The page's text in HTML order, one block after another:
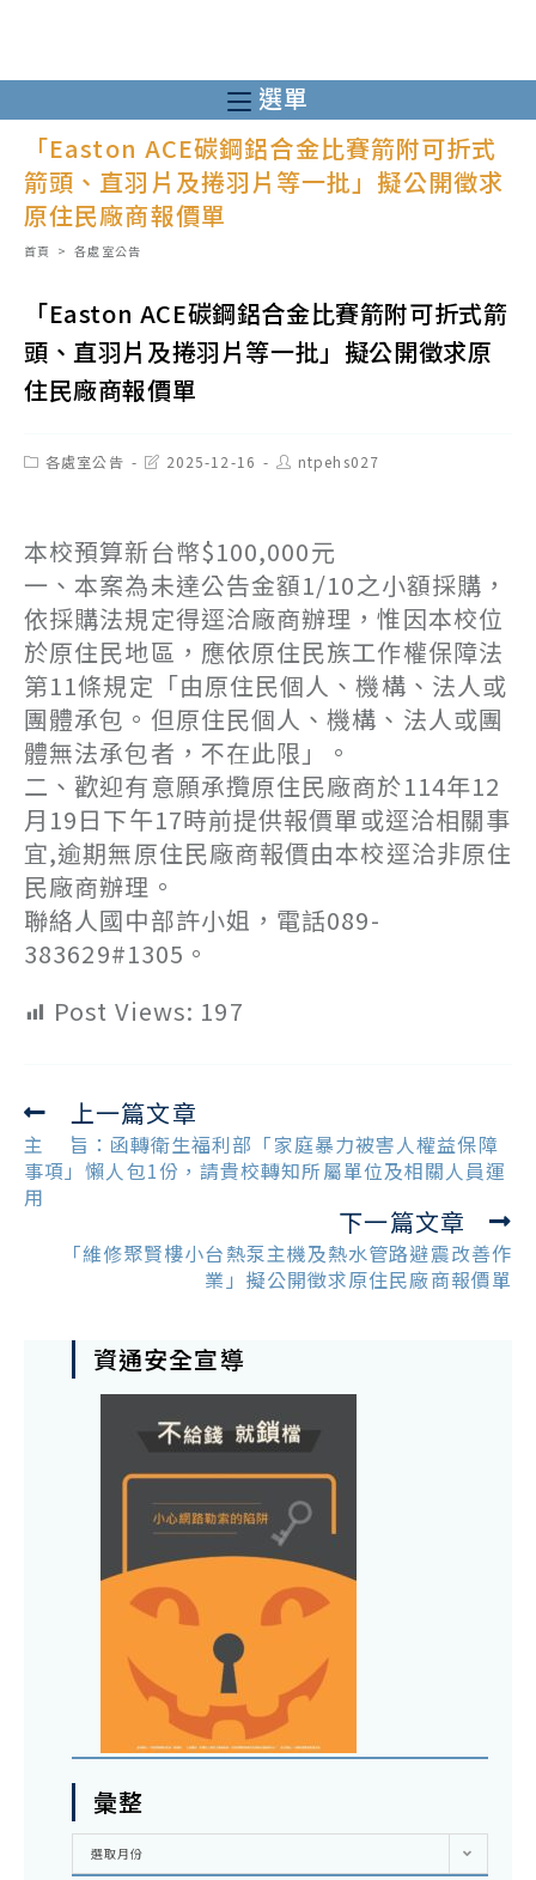
至
主
容
選單
「Easton ACE碳鋼鋁合金比賽箭附可折式
箭頭、直羽片及捲羽片等一批」擬公開徵求
原住民廠商報價單
首頁 > 各處室公告
「Easton ACE碳鋼鋁合金比賽箭附可折式箭
頭、直羽片及捲羽片等一批」擬公開徵求原
住民廠商報價單
Post各處室公告
Post2025-12-16
Post
author:
ntpehs027
本校預算新台幣$100,000元
一、本案為未達公告金額1/10之小額採購，
依採購法規定得逕洽廠商辦理，惟因本校位
於原住民地區，應依原住民族工作權保障法
第11條規定「由原住民個人、機構、法人或
團體承包。但原住民個人、機構、法人或團
體無法承包者，不在此限」。
二、歡迎有意願承攬原住民廠商於114年12
月19日下午17時前提供報價單或逕洽相關事
宜,逾期無原住民廠商報價由本校逕洽非原住
民廠商辦理。
聯絡人國中部許小姐，電話089-
383629#1305。
Post Views: 197
Read
more
articles
上一篇文章
主 旨：函轉衛生福利部「家庭暴力被害人權益保障
事項」懶人包1份，請貴校轉知所屬單位及相關人員運
用
下一篇文章
「維修聚賢樓小台熱泵主機及熱水管路避震改善作
業」擬公開徵求原住民廠商報價單
資通安全宣導
彙整
彙
選取月份